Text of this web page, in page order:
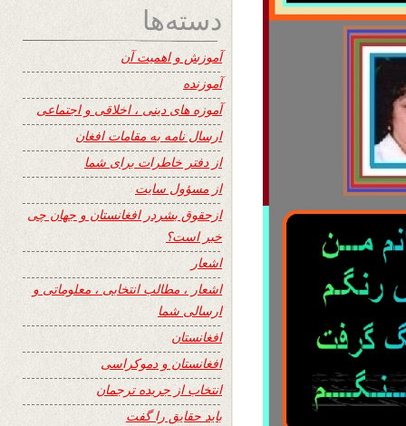
دسته‌ها
آموزش و اهمیت آن
آموزنده
آموزه های دینی ، اخلاقی و اجتماعی
ارسال نامه به مقامات افغان
از دفتر خاطرات برای شما
از مسؤول سایت
ازحقوق بشردر افغانستان و جهان چی
خبر است؟
اشعار
اشعار ، مطالب انتخابی ، معلوماتی و
ارسالی شما
افغانستان
افغانستان و دموکراسی
انتخاب از جریده ترجمان
باید حقایق را گفت